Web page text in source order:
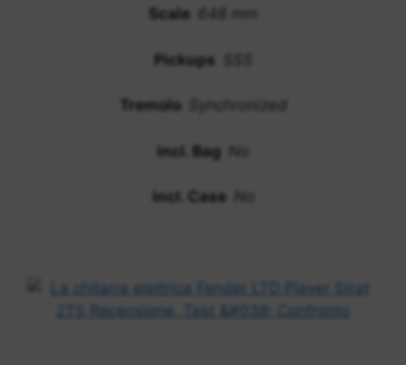
Scale
Pickups
Tremolo Synchronized
incl. Bag No
incl. Case